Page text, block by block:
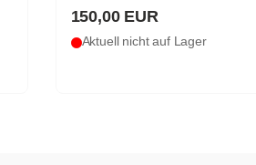
2,99 EUR
Aktuell nicht auf Lager